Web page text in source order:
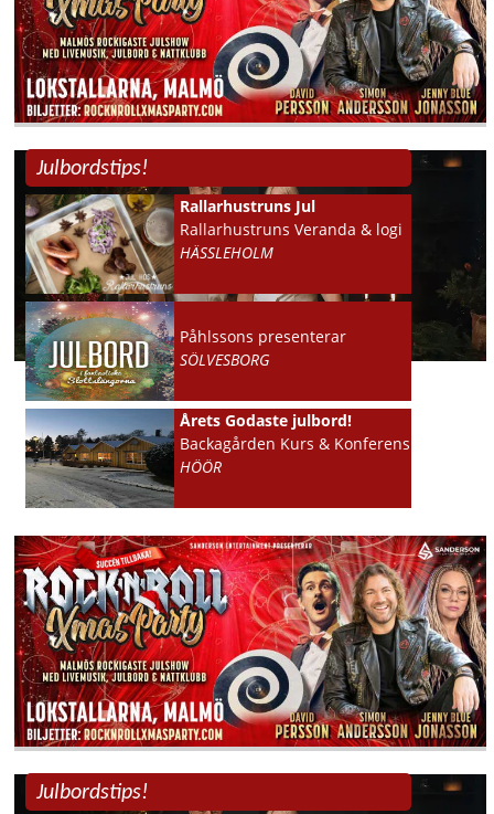
Julbordstips!
Rallarhustruns Jul
Rallarhustruns Veranda & logi
HÄSSLEHOLM
Påhlssons presenterar
SÖLVESBORG
Årets Godaste julbord!
Backagården Kurs & Konferens
HÖÖR
Julbordstips!